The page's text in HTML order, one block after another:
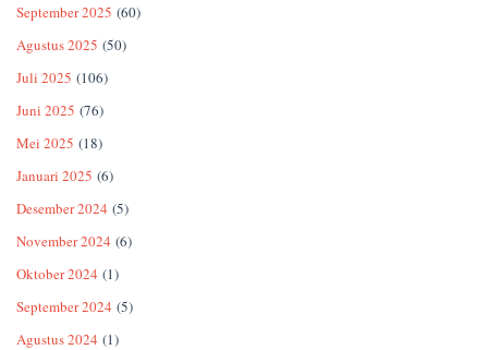
September 2025 (60)
Agustus 2025 (50)
Juli 2025 (106)
Juni 2025 (76)
Mei 2025 (18)
Januari 2025 (6)
Desember 2024 (5)
November 2024 (6)
Oktober 2024 (1)
September 2024 (5)
Agustus 2024 (1)